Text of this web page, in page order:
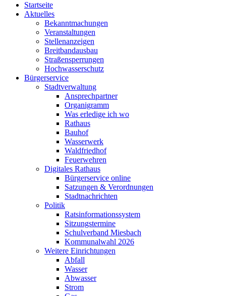
Startseite
Aktuelles
Bekanntmachungen
Veranstaltungen
Stellenanzeigen
Breitbandausbau
Straßensperrungen
Hochwasserschutz
Bürgerservice
Stadtverwaltung
Ansprechpartner
Organigramm
Was erledige ich wo
Rathaus
Bauhof
Wasserwerk
Waldfriedhof
Feuerwehren
Digitales Rathaus
Bürgerservice online
Satzungen & Verordnungen
Stadtnachrichten
Politik
Ratsinformationssystem
Sitzungstermine
Schulverband Miesbach
Kommunalwahl 2026
Weitere Einrichtungen
Abfall
Wasser
Abwasser
Strom